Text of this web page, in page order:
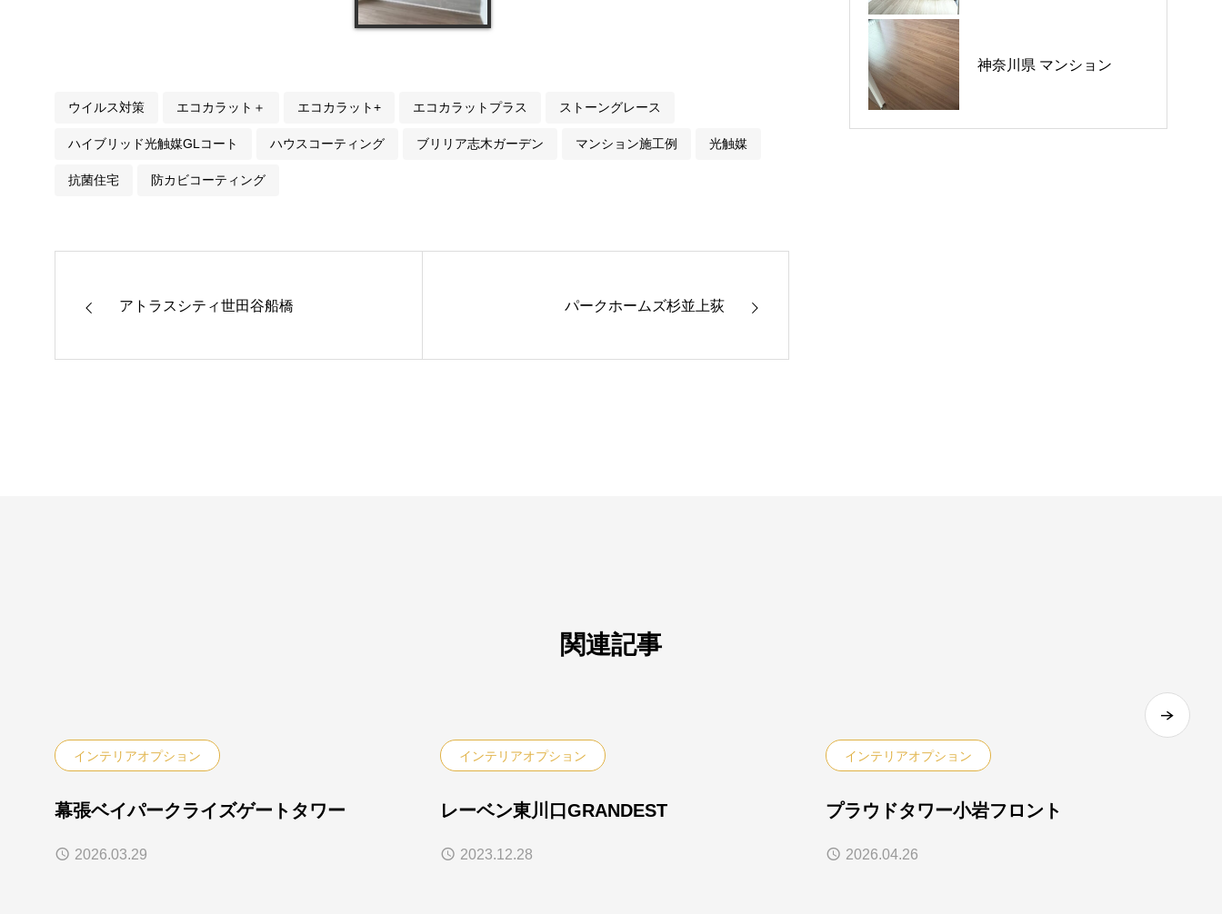
ウイルス対策 エコカラット＋ エコカラット+ エコカラットプラス ストーングレース
ハイブリッド光触媒GLコート ハウスコーティング ブリリア志木ガーデン マンション施工例 光触媒
抗菌住宅 防カビコーティング
アトラスシティ世田谷船橋 パークホームズ杉並上荻
神奈川県 マンション
シーブレス
関連記事
インテリアオプション
幕張ベイパークライズゲートタワー
2026.03.29
インテリアオプション
レーベン東川口GRANDEST
2023.12.28
インテリアオプション
プラウドタワー小岩フロント
2026.04.26